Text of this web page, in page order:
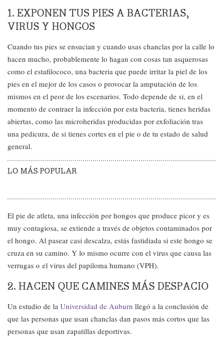
1. EXPONEN TUS PIES A BACTERIAS,
VIRUS Y HONGOS
Cuando tus pies se ensucian y cuando usas chanclas por la calle lo
hacen mucho, probablemente lo hagan con cosas tan asquerosas
como el estafilococo, una bacteria que puede irritar la piel de los
pies en el mejor de los casos o provocar la amputación de los
mismos en el peor de los escenarios. Todo depende de si, en el
momento de contraer la infección por esta bacteria, tienes heridas
abiertas, como las microheridas producidas por exfoliación tras
una pedicura, de si tienes cortes en el pie o de tu estado de salud
general.
LO MÁS POPULAR
El pie de atleta, una infección por hongos que produce picor y es
muy contagiosa, se extiende a través de objetos contaminados por
el hongo. Al pasear casi descalza, estás fastidiada si este hongo se
cruza en su camino. Y lo mismo ocurre con el virus que causa las
verrugas o el virus del papiloma humano (VPH).
2. HACEN QUE CAMINES MÁS DESPACIO
Un estudio de la Universidad de Auburn llegó a la conclusión de
que las personas que usan chanclas dan pasos más cortos que las
personas que usan zapatillas deportivas.